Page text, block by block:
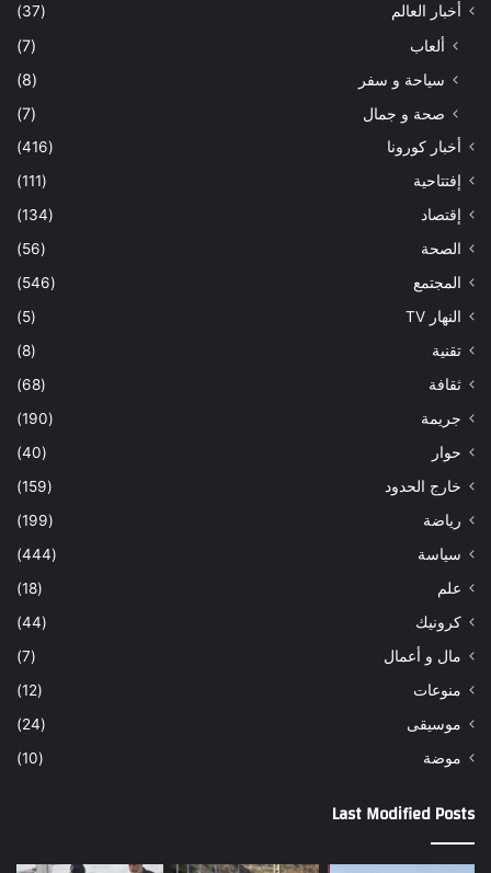
أخبار العالم
(37)
ألعاب
(7)
سياحة و سفر
(8)
صحة و جمال
(7)
أخبار كورونا
(416)
إفتتاحية
(111)
إقتصاد
(134)
الصحة
(56)
المجتمع
(546)
النهار TV
(5)
تقنية
(8)
ثقافة
(68)
جريمة
(190)
حوار
(40)
خارج الحدود
(159)
رياضة
(199)
سياسة
(444)
علم
(18)
كرونيك
(44)
مال و أعمال
(7)
منوعات
(12)
موسيقى
(24)
موضة
(10)
Last Modified Posts